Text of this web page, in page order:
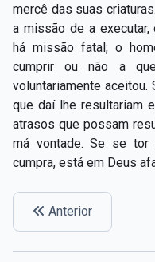
mercê das suas
a missão de a executar,
há missão fatal; o
cumprir ou não a
voluntariamente
que daí lhe resultariam
atrasos que possam
má vontade. Se se tor
cumpra, está em Deus
Anterior